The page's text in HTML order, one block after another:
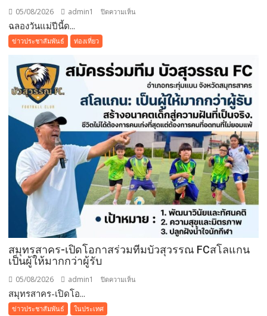
05/08/2026 admin1 ปิดความเห็น
ปี
นี้
บุฟเฟต์
มื้อ
กลาง
วัน
ที่มา
พร้อม
ล็อบสเตอร์
ภูเก็ต
ย่าง
รส
ณ
ฉลองวันแม่ปีนี้ด...
ข่าวประชาสัมพันธ์ ท่องเที่ยว
สมุทรสาคร-เปิดโอกาสร่วมทีมบัวสุวรรณ FCสโลแกน
เป็นผู้ให้มากกว่าผู้รับ
05/08/2026 admin1 ปิดความเห็น
สมุทรสาคร-เปิดโอ...
ข่าวประชาสัมพันธ์ ในประเทศ